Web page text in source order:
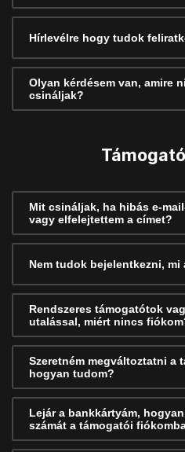
Hírlevélre hogy tudok
Olyan kérdésem van, amire
csináljak?
Mit csináljak, ha hibás e-
vagy elfelejtettem a címet?
Nem tudok bejelentkezni, mi
Rendszeres támogatótok
utalással, miért nincs
Szeretném megváltoztatni a
hogyan tudom?
Lejár a bankkártyám,
számát a támogatói